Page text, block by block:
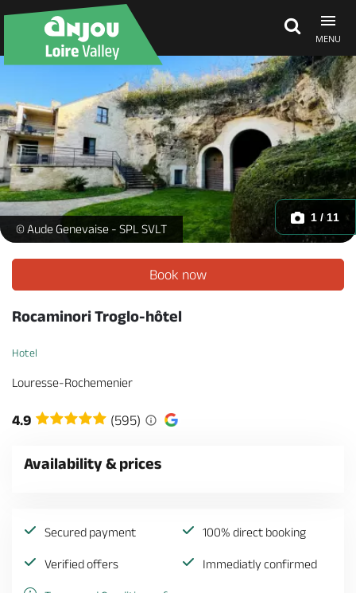
MENU
Explore Anjou
See & do
What's on
Eat & stay
Rocaminori -
© Aude Genevaise - SPL SVLT
1 / 11
Book now
Rocaminori Troglo-hôtel
Hotel
Louresse-Rochemenier
4.9 (595)
Availability & prices
Secured payment 100% direct booking
Verified offers Immediatly confirmed